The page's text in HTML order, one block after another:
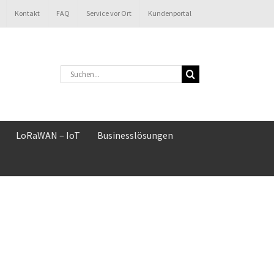
Kontakt FAQ Service vor Ort Kundenportal
Suche
nach:
LoRaWAN – IoT Businesslösungen